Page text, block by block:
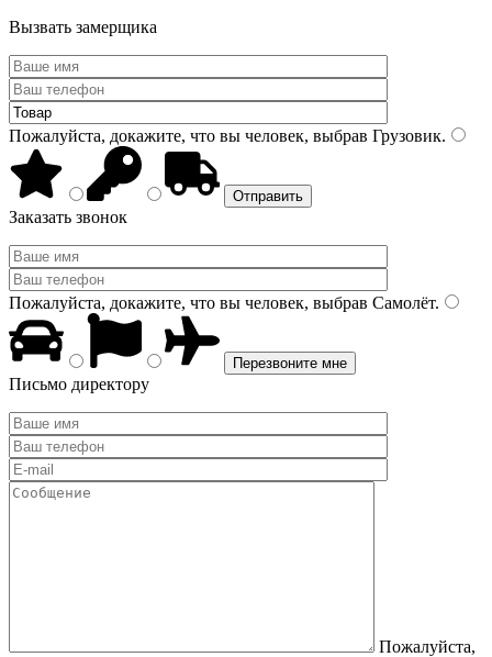
Вызвать замерщика
Пожалуйста, докажите, что вы человек, выбрав Грузовик.
Заказать звонок
Пожалуйста, докажите, что вы человек, выбрав Самолёт.
Письмо директору
Пожалуйста,